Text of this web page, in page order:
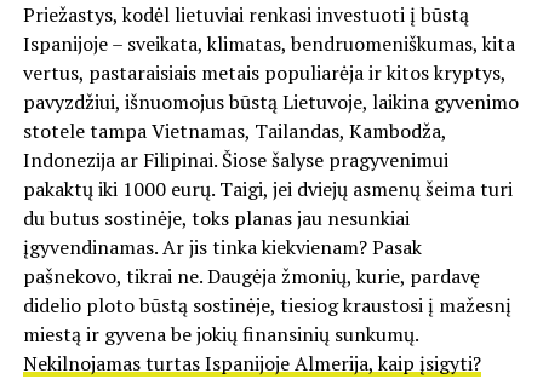
Priežastys, kodėl lietuviai renkasi investuoti į būstą
Ispanijoje – sveikata, klimatas, bendruomeniškumas, kita
vertus, pastaraisiais metais populiarėja ir kitos kryptys,
pavyzdžiui, išnuomojus būstą Lietuvoje, laikina gyvenimo
stotele tampa Vietnamas, Tailandas, Kambodža,
Indonezija ar Filipinai. Šiose šalyse pragyvenimui
pakaktų iki 1000 eurų. Taigi, jei dviejų asmenų šeima turi
du butus sostinėje, toks planas jau nesunkiai
įgyvendinamas. Ar jis tinka kiekvienam? Pasak
pašnekovo, tikrai ne. Daugėja žmonių, kurie, pardavę
didelio ploto būstą sostinėje, tiesiog kraustosi į mažesnį
miestą ir gyvena be jokių finansinių sunkumų.
Nekilnojamas turtas Ispanijoje Almerija, kaip įsigyti?